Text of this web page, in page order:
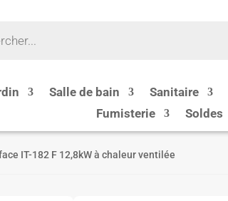
Salle de bain Sanitaire
Fumisterie
Soldes
IT-182 F 12,8kW à chaleur ventilée